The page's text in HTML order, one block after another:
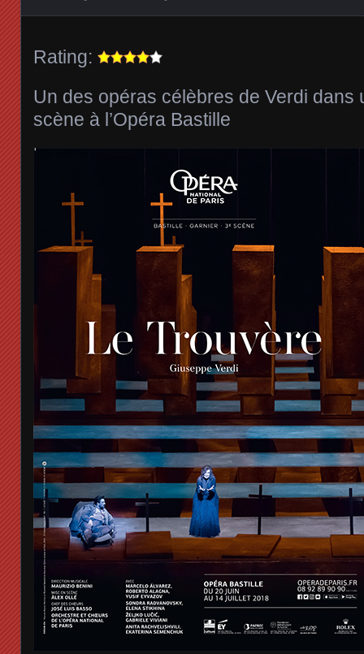
Rating:
Un des opéras célèbres de Verdi dans
scène à l’Opéra Bastille